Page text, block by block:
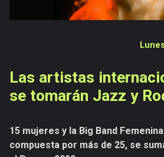
Galerías
Publicaciones
Versiones
Las artistas
se tomarán Jazz y
15 mujeres y la Big Band
compuesta por más de 25, se